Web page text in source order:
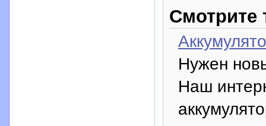
Смотрите
Нужен
Наш